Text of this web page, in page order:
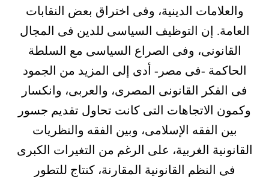
والعلامات الدينية، وفى اختراق بعض النقابات
العامة. إن التوظيف السياسى للدين فى المجال
القانونى، وفى الصراع السياسى مع السلطة
الحاكمة -فى مصر- أدى إلى المزيد من الجمود
فى الفكر القانونى المصرى، والعربى، وانكسار
وكمون الاتجاهات التى كانت تحاول تقديم جسور
بين الفقه الإسلامى، وبين الفقه والنظريات
القانونية الغربية، على الرغم من التغيرات الكبرى
فى النظم القانونية المقارنة، كنتاج للتطور